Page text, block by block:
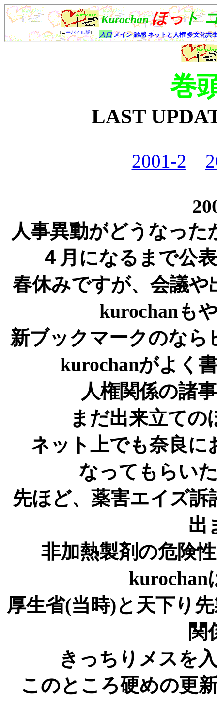
巻
LAST
2001-2
人事異動がどうなっ
４月になるまで公
春休みですが、会議や
kurochanも
新ブックマークのなら
kurochanがよく
人権関係の諸
まだ出来立て
ネット上でも奈良に
なってもらい
先ほど、薬害エイズ
出
非加熱製剤の危険
kurochan
厚生省(当時)と天下り
関
きっちりメスを
このところ硬めの更